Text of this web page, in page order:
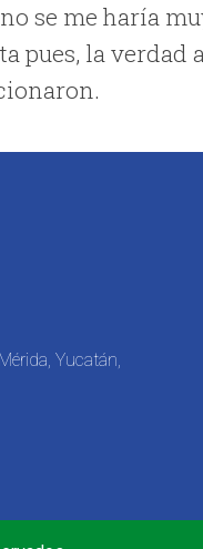
se me haría
la verdad
Yucatán,